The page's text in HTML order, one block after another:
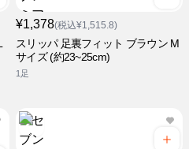
¥1,378(税込¥1,515.8)
スリッパ 足裏フィット ブラウン M
サイズ (約23~25cm)
1足